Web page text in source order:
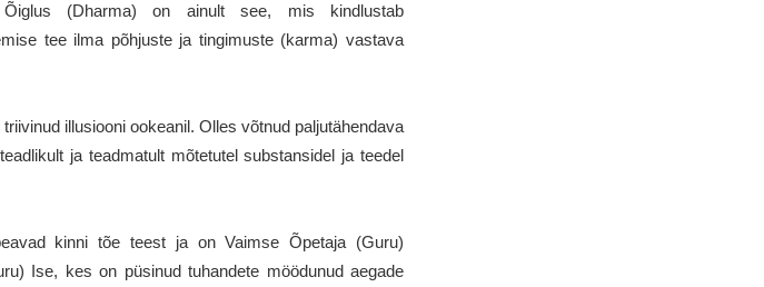
(Dharma) on ainult see, mis kindlustab
tee ilma põhjuste ja tingimuste (karma) vastava
illusiooni ookeanil. Olles võtnud paljutähendava
ja teadmatult mõtetutel substansidel ja teedel
kinni tõe teest ja on Vaimse Õpetaja (Guru)
Ise, kes on püsinud tuhandete möödunud aegade